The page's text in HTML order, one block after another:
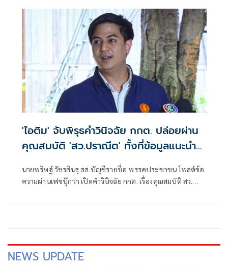
ไม่ได้กังวล เพราะทั้งหมดอยู่ในขั้นตอนของ คณะกรรมการการ
'ไอติม' จับพิรุธคำวินิจฉัย กกต. ปล่อยผ่าน
คุณสมบัติ 'สว.ปราณีต' ทั้งที่ข้อมูลแนะนำ
นายพริษฐ์ วัชรสินธุ สส.บัญชีรายชื่อ พรรคประชาชน โพสต์ข้อ
ความผ่านเฟซบุ๊กว่า เปิดคำวินิจฉัย กกต. เรื่องคุณสมบัติ สว.
NEWS UPDATE